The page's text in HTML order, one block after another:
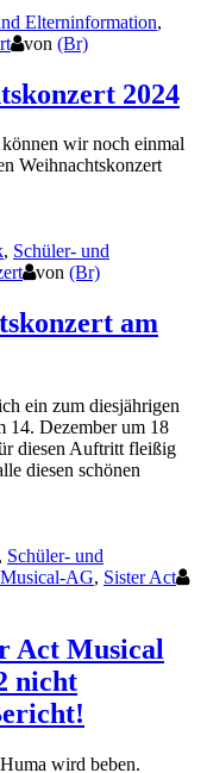
Elterninformation,
von (Br)
2024
wir noch einmal
Weihnachtskonzert
, Schüler- und
von (Br)
am
ein zum diesjährigen
14. Dezember um 18
diesen Auftritt fleißig
diesen schönen
, Schüler- und
Musical-AG, Sister Act
Act Musical
nicht
wird beben.